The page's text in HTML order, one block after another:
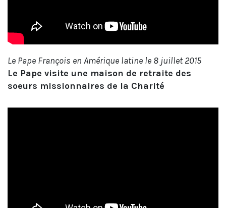
Le Pape François en Amérique latine le 8 juillet 2015
Le Pape visite une maison de retraite des
soeurs missionnaires de la Charité